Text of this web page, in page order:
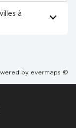
à
by evermaps ©